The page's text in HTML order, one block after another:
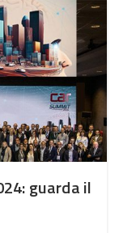
guarda il